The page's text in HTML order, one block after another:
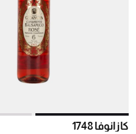
كازانوفا 1748